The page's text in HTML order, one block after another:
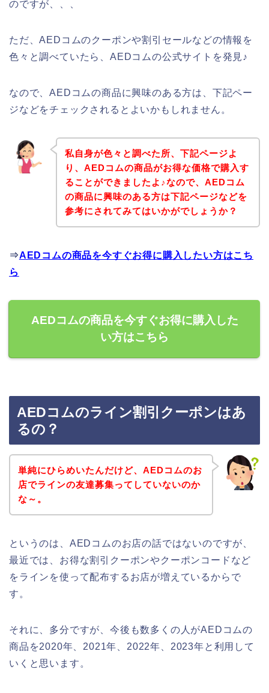
のですが、、、
ただ、AEDコムのクーポンや割引セールなどの情報を
色々と調べていたら、AEDコムの公式サイトを発見♪
なので、AEDコムの商品に興味のある方は、下記ペー
ジなどをチェックされるとよいかもしれません。
私自身が色々と調べた所、下記ページよ
り、AEDコムの商品がお得な価格で購入す
ることができましたよ♪なので、AEDコム
の商品に興味のある方は下記ページなどを
参考にされてみてはいかがでしょうか？
⇒AEDコムの商品を今すぐお得に購入したい方はこち
ら
AEDコムの商品を今すぐお得に購入した
い方はこちら
AEDコムのライン割引クーポンはあ
るの？
単純にひらめいたんだけど、AEDコムのお
店でラインの友達募集ってしていないのか
な～。
というのは、AEDコムのお店の話ではないのですが、
最近では、お得な割引クーポンやクーポンコードなど
をラインを使って配布するお店が増えているからで
す。
それに、多分ですが、今後も数多くの人がAEDコムの
商品を2020年、2021年、2022年、2023年と利用して
いくと思います。